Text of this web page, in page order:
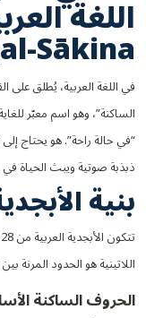
al-Sākina)
الساكنة”، وهو اسم معبّر
ذبذبة صوتية ويبث الحياة في
بنية
اللاتينية هو الحدود المرنة
الحروف الساكنة